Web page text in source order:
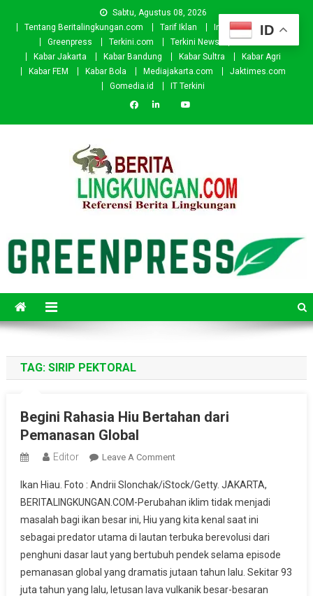
Sabtu, Agustus 08, 2026
Tentang Beritalingkungan.com
Tarif Iklan Investor
Donasi
Greenpress
Terkini.com Terkini News
Kabar.id
Kabar Jakarta
Kabar Bandung Kabar Sultra
Kabar Agri
Kabar FEM
Kabar Bola Mediajakarta.com
Jaktimes.com
Gomedia.id
IT Terkini
TAG: SIRIP PEKTORAL
Begini Rahasia Hiu Bertahan dari
Pemanasan Global
Editor Leave A CommentOn
Rahasia
Hiu
Bertahan
Dari
Pemanasan
Global
Ikan Hiau. Foto : Andrii Slonchak/iStock/Getty. JAKARTA,
BERITALINGKUNGAN.COM-Perubahan iklim tidak menjadi
masalah bagi ikan besar ini, Hiu yang kita kenal saat ini
sebagai predator utama di lautan terbuka berevolusi dari
penghuni dasar laut yang bertubuh pendek selama episode
pemanasan global yang dramatis jutaan tahun lalu. Sekitar 93
juta tahun yang lalu, letusan lava vulkanik besar-besaran
ID